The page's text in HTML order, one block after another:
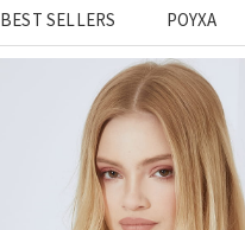
BEST SELLERS ΡΟΥΧΑ